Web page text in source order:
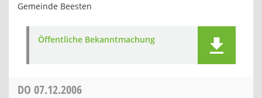
Gemeinde Beesten
Öffentliche Bekanntmachung
DO 07.12.2006